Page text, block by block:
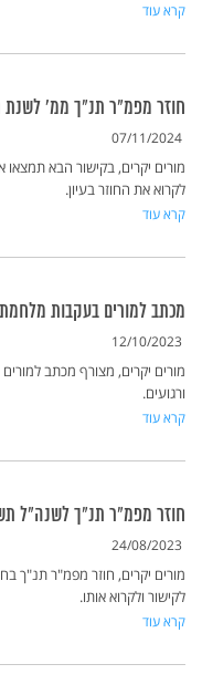
קרא עוד
חוזר מפמ"ר תנ"ך ממ'
07/11/2024
מורים יקרים, בקישור הבא
לקרוא את החוזר בעיון.
קרא עוד
מכתב למורים בעקבות
12/10/2023
מורים יקרים, מצורף מכתב
ורגועים.
קרא עוד
חוזר מפמ"ר תנ"ך לשנה"ל
24/08/2023
מורים יקרים, חוזר מפמ"ר תנ"ך
לקישור ולקרוא אותו.
קרא עוד